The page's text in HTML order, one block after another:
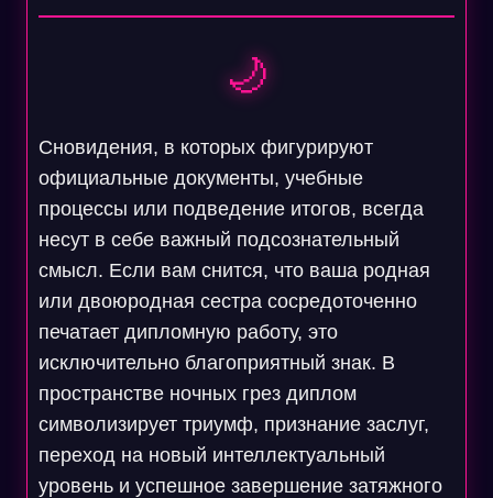
🌙
Сновидения, в которых фигурируют
официальные документы, учебные
процессы или подведение итогов, всегда
несут в себе важный подсознательный
смысл. Если вам снится, что ваша родная
или двоюродная сестра сосредоточенно
печатает дипломную работу, это
исключительно благоприятный знак. В
пространстве ночных грез диплом
символизирует триумф, признание заслуг,
переход на новый интеллектуальный
уровень и успешное завершение затяжного